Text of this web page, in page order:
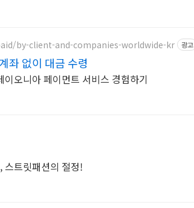
by-client-and-companies-worldwide-kr 광고
좌 없이 대금 수령
오니아 페이먼트 서비스 경험하기
스트릿패션의 절정!